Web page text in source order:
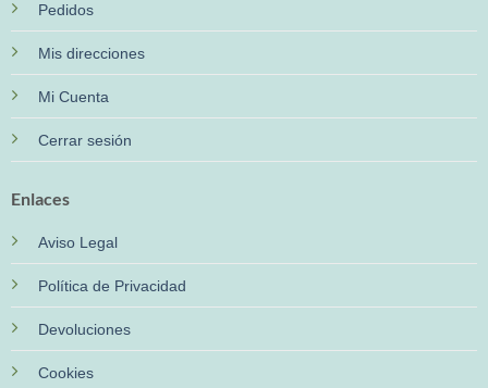
Pedidos
Mis direcciones
Mi Cuenta
Cerrar sesión
Enlaces
Aviso Legal
Política de Privacidad
Devoluciones
Cookies